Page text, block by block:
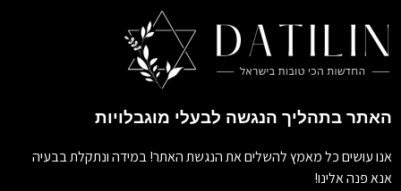
האתר בתהליך הנגשה לבעלי מוגבלויות
אנו עושים כל מאמץ להשלים את הנגשת האתר! במידה ונתקלת בבעיה
אנא פנה אלינו!